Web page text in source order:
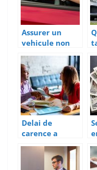
Assurer un
vehicule non
roulant :
pourquoi et
que doit-on
savoir ?
Delai de
carence a
respecter en
cas de rupture
conventionnell